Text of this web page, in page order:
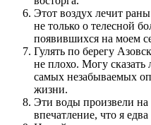
Этот воздух лечит
не только о телесной
появившихся на моем
Гулять по берегу
не плохо. Могу
самых незабываемых
жизни.
Эти воды произвели на
впечатление, что я